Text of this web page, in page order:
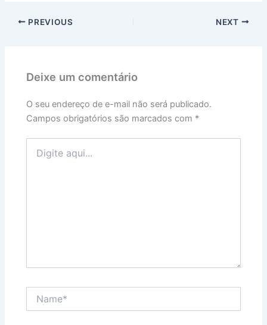
PREVIOUS NEXT
Deixe um comentário
O seu endereço de e-mail não será publicado.
Campos obrigatórios são marcados com *
aqui...